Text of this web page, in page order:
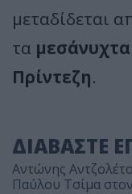
μεταδίδεται
τα μεσάνυχτα
Πρίντεζη.
ΔΙΑΒΑΣΤΕ
Αντώνης
Παύλου Τσίμα